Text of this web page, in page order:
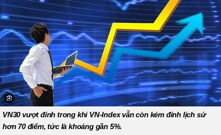
VN30 vượt đỉnh trong khi VN-Index vẫn còn kém đỉnh lịch sử
hơn 70 điểm, tức là khoảng gần 5%.